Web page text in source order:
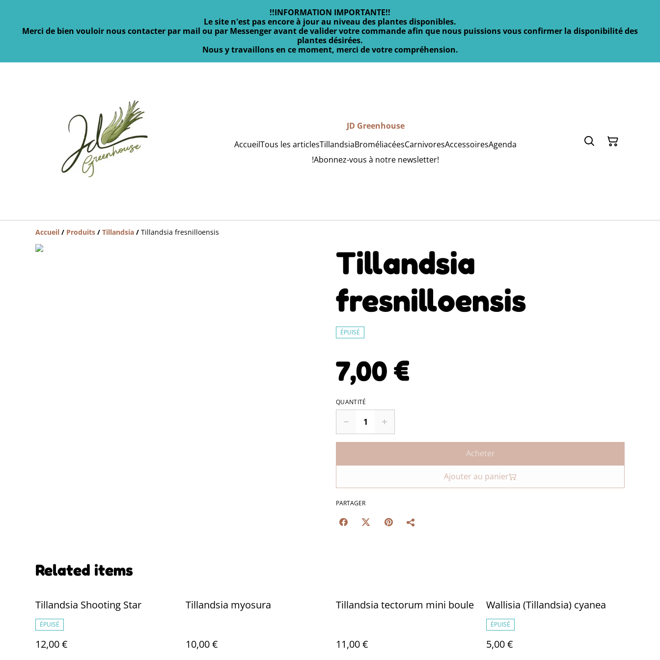
!!INFORMATION IMPORTANTE!!
Le site n'est pas encore à jour au niveau des plantes disponibles.
Merci de bien vouloir nous contacter par mail ou par Messenger avant de valider votre commande afin que nous puissions vous confirmer la disponibilité des
plantes désirées.
Nous y travaillons en ce moment, merci de votre compréhension.
JD Greenhouse
AccueilTous les articlesTillandsiaBroméliacéesCarnivoresAccessoiresAgenda
!Abonnez-vous à notre newsletter!
Accueil / Produits / Tillandsia / Tillandsia fresnilloensis
Tillandsia
fresnilloensis
ÉPUISÉ
7,00 €
QUANTITÉ
Acheter
Ajouter au panier
PARTAGER
Related items
Tillandsia Shooting Star
ÉPUISÉ
12,00 €
Tillandsia myosura
10,00 €
Tillandsia tectorum mini boule
11,00 €
Wallisia (Tillandsia) cyanea
ÉPUISÉ
5,00 €